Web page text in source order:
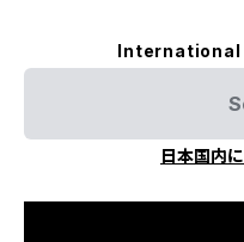
International
日本国内